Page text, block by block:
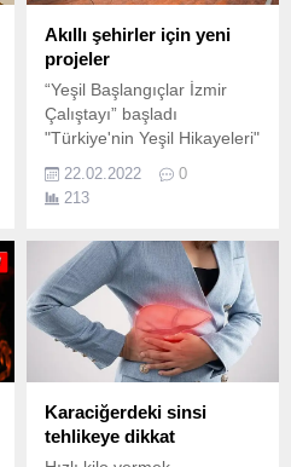
Akıllı şehirler için yeni
projeler
“Yeşil Başlangıçlar İzmir
Çalıştayı” başladı
"Türkiye'nin Yeşil Hikayeleri"
düzenlenen “Yeşil
Başlangıçlar İzmir Çalıştayı”
Fabrikası'nda başladı.
22.02.2022
0
213
Karaciğerdeki sinsi
tehlikeye dikkat